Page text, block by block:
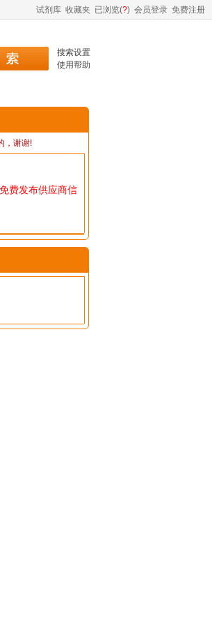
试剂库 收藏夹 已浏览(?) 会员登录 免费注册
搜索设置
使用帮助
，谢谢!
费发布供应商信